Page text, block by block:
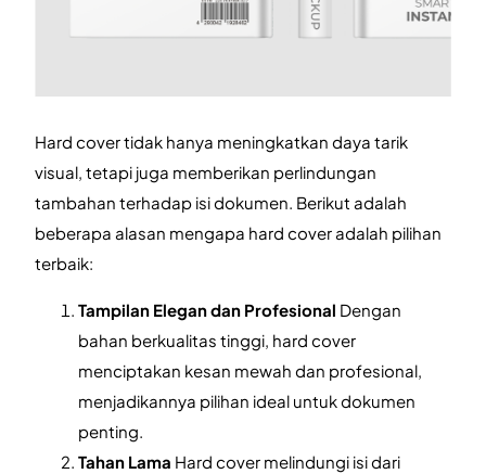
Hard cover tidak hanya meningkatkan daya tarik
visual, tetapi juga memberikan perlindungan
tambahan terhadap isi dokumen. Berikut adalah
beberapa alasan mengapa hard cover adalah pilihan
terbaik:
Tampilan Elegan dan Profesional Dengan
bahan berkualitas tinggi, hard cover
menciptakan kesan mewah dan profesional,
menjadikannya pilihan ideal untuk dokumen
penting.
Tahan Lama Hard cover melindungi isi dari